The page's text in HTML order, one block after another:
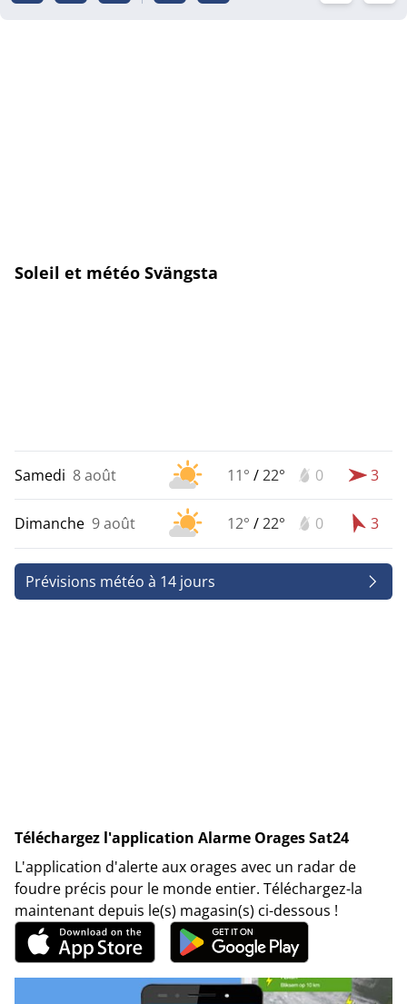
Soleil et météo Svängsta
Samedi 8 août 11° /22° 0 3
Dimanche 9 août 12° /22° 0 3
Prévisions météo à 14 jours
Téléchargez l'application Alarme Orages Sat24
L'application d'alerte aux orages avec un radar de
foudre précis pour le monde entier. Téléchargez-la
maintenant depuis le(s) magasin(s) ci-dessous !